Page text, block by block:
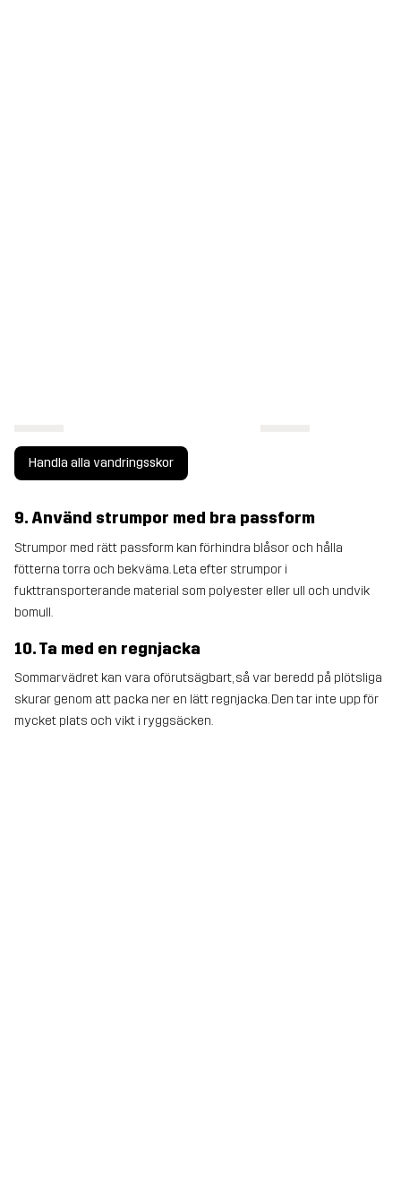
Handla alla vandringsskor
9. Använd strumpor med bra passform
Strumpor med rätt passform kan förhindra blåsor och hålla
fötterna torra och bekväma. Leta efter strumpor i
fukttransporterande material som polyester eller ull och undvik
bomull.
10. Ta med en regnjacka
Sommarvädret kan vara oförutsägbart, så var beredd på plötsliga
skurar genom att packa ner en lätt regnjacka. Den tar inte upp för
mycket plats och vikt i ryggsäcken.